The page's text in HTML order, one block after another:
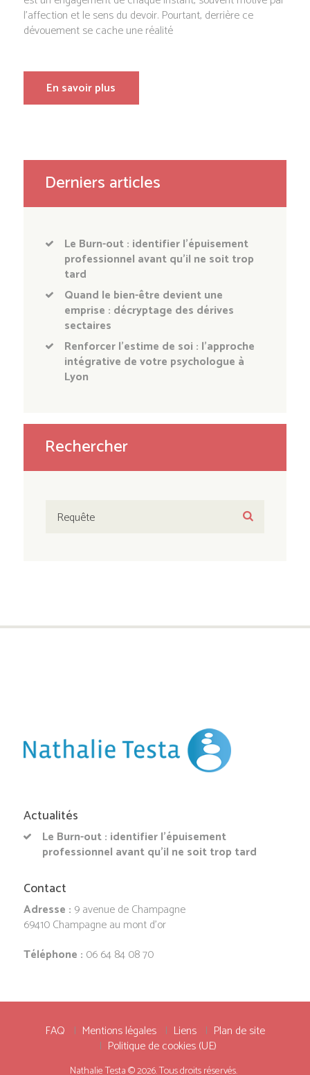
l’affection et le sens du devoir. Pourtant, derrière ce
dévouement se cache une réalité
En savoir plus
Derniers articles
Le Burn-out : identifier l’épuisement
professionnel avant qu’il ne soit trop
tard
Quand le bien-être devient une
emprise : décryptage des dérives
sectaires
Renforcer l’estime de soi : l’approche
intégrative de votre psychologue à
Lyon
Rechercher
Actualités
Le Burn-out : identifier l’épuisement
professionnel avant qu’il ne soit trop tard
Contact
Adresse : 9 avenue de Champagne
69410 Champagne au mont d’or
Téléphone : 06 64 84 08 70
FAQ Mentions légales Liens
Plan de site
Politique de cookies (UE)
Nathalie Testa © 2026. Tous droits réservés.